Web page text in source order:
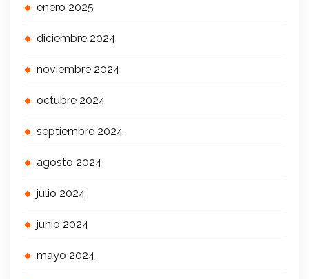
enero 2025
diciembre 2024
noviembre 2024
octubre 2024
septiembre 2024
agosto 2024
julio 2024
junio 2024
mayo 2024